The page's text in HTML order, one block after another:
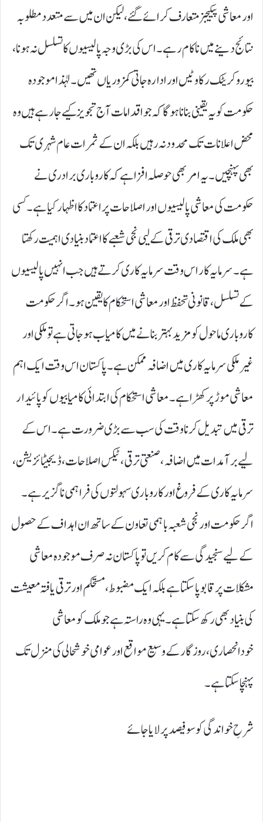
اور معاشی پیکیجز متعارف کرائے گئے، لیکن ان میں سے متعدد مطلوبہ
نتائج دینے میں ناکام رہے۔ اس کی بڑی وجہ پالیسیوں کا تسلسل نہ ہونا،
بیوروکریٹک رکاوٹیں اور ادارہ جاتی کمزوریاں تھیں۔ لہٰذا موجودہ
حکومت کو یہ یقینی بنانا ہوگا کہ جو اقدامات آج تجویز کیے جارہے ہیں وہ
محض اعلانات تک محدود نہ رہیں بلکہ ان کے ثمرات عام شہری تک
بھی پہنچیں۔ یہ امر بھی حوصلہ افزا ہے کہ کاروباری برادری نے
حکومت کی معاشی پالیسیوں اور اصلاحات پر اعتماد کا اظہار کیا ہے۔ کسی
بھی ملک کی اقتصادی ترقی کے لیی نجی شعبے کا اعتماد بنیادی اہمیت رکھتا
ہے۔ سرمایہ کار اس وقت سرمایہ کاری کرتے ہیں جب انہیں پالیسیوں
کے تسلسل، قانونی تحفظ اور معاشی استحکام کا یقین ہو۔ اگر حکومت
کاروباری ماحول کو مزید بہتر بنانے میں کامیاب ہوجاتی ہے تو ملکی اور
غیر ملکی سرمایہ کاری میں اضافہ ممکن ہے۔ پاکستان اس وقت ایک اہم
معاشی موڑ پر کھڑا ہے۔ معاشی استحکام کی ابتدائی کامیابیوں کو پائیدار
ترقی میں تبدیل کرنا وقت کی سب سے بڑی ضرورت ہے۔ اس کے
لیے برآمدات میں اضافہ، صنعتی ترقی، ٹیکس اصلاحات ، ڈیجیٹائزیشن،
سرمایہ کاری کے فروغ اور کاروباری سہولتوں کی فراہمی ناگزیر ہے۔
اگر حکومت اور نجی شعبہ باہمی تعاون کے ساتھ ان اہداف کے حصول
کے لیے سنجیدگی سے کام کریں تو پاکستان نہ صرف موجودہ معاشی
مشکلات پر قابو پا سکتا ہے بلکہ ایک مضبوط، مستحکم اور ترقی یافتہ معیشت
کی بنیاد بھی رکھ سکتا ہے۔ یہی وہ راستہ ہے جو ملک کو معاشی
خودانحصاری، روزگار کے وسیع مواقع اور عوامی خوشحالی کی منزل تک
پہنچا سکتا ہے۔
شرحِ خواندگی کو سو فیصد پر لایا جائے